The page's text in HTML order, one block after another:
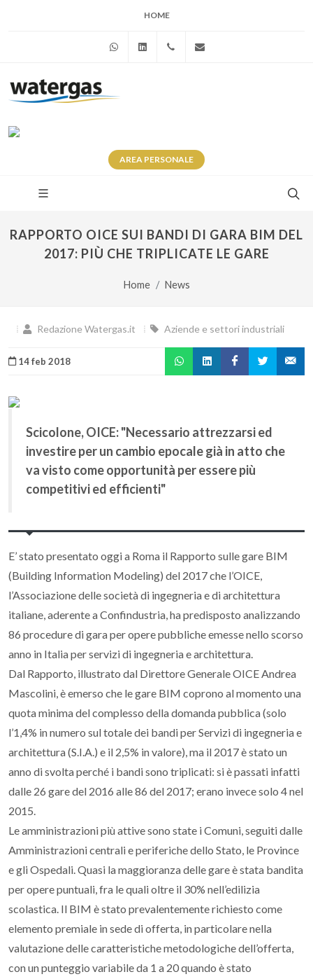
HOME
WhatsAppLinkedin+39 345 281 0246
AREA PERSONALE
RAPPORTO OICE SUI BANDI DI GARA BIM DEL
2017: PIÙ CHE TRIPLICATE LE GARE
Home News
Redazione Watergas.it Aziende e settori industriali
14 feb 2018
Scicolone, OICE: "Necessario attrezzarsi ed
investire per un cambio epocale già in atto che
va visto come opportunità per essere più
competitivi ed efficienti"
E’ stato presentato oggi a Roma il Rapporto sulle gare BIM
(Building Information Modeling) del 2017 che l’OICE,
l’Associazione delle società di ingegneria e di architettura
italiane, aderente a Confindustria, ha predisposto analizzando
86 procedure di gara per opere pubbliche emesse nello scorso
anno in Italia per servizi di ingegneria e architettura.
Dal Rapporto, illustrato dal Direttore Generale OICE Andrea
Mascolini, è emerso che le gare BIM coprono al momento una
quota minima del complesso della domanda pubblica (solo
l’1,4% in numero sul totale dei bandi per Servizi di ingegneria e
architettura (S.I.A.) e il 2,5% in valore), ma il 2017 è stato un
anno di svolta perché i bandi sono triplicati: si è passati infatti
dalle 26 gare del 2016 alle 86 del 2017; erano invece solo 4 nel
2015.
Le amministrazioni più attive sono state i Comuni, seguiti dalle
Amministrazioni centrali e periferiche dello Stato, le Province
e gli Ospedali. Quasi la maggioranza delle gare è stata bandita
per opere puntuali, fra le quali oltre il 30% nell’edilizia
scolastica. Il BIM è stato prevalentemente richiesto come
elemento premiale in sede di offerta, in particolare nella
valutazione delle caratteristiche metodologiche dell’offerta,
con un punteggio variabile da 1 a 20 quando è stato